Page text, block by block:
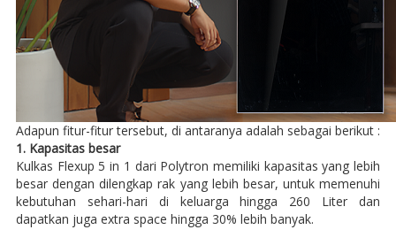
Adapun fitur-fitur tersebut, di antaranya adalah sebagai berikut :
1. Kapasitas besar
Kulkas Flexup 5 in 1 dari Polytron memiliki kapasitas yang lebih
besar dengan dilengkap rak yang lebih besar, untuk memenuhi
kebutuhan sehari-hari di keluarga hingga 260 Liter dan
dapatkan juga extra space hingga 30% lebih banyak.